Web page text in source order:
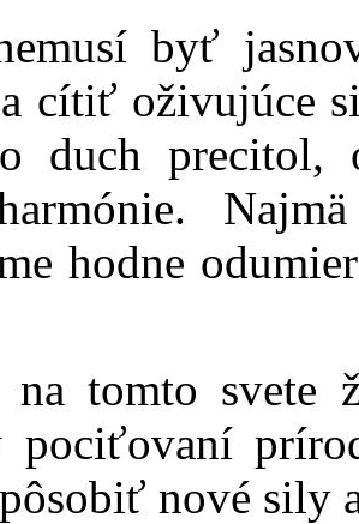
byť
cítiť oživujúce
duch precitol,
hodne
tomto svete
pociťovaní
nové sily